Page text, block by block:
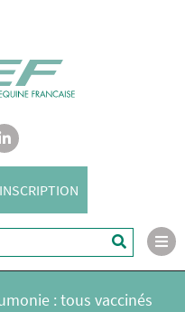
: tous vaccinés